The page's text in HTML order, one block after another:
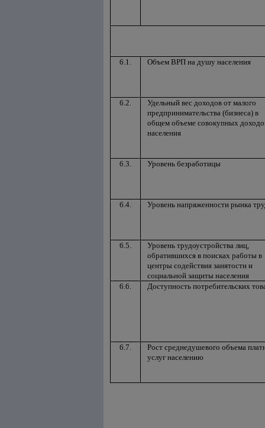
6.1. Объем ВРП на душу населения
6.2.
Удельный вес доходов от малого
предпринимательства (бизнеса) в
общем объеме совокупных
населения
6.3. Уровень безработицы
6.4. Уровень напряженности рынка
6.5.
Уровень трудоустройства лиц,
обратившихся в поисках работы в
центры содействия занятости и
социальной защиты населения
6.6.
Доступность потребительских
6.7.
Рост среднедушевого объема
услуг населению